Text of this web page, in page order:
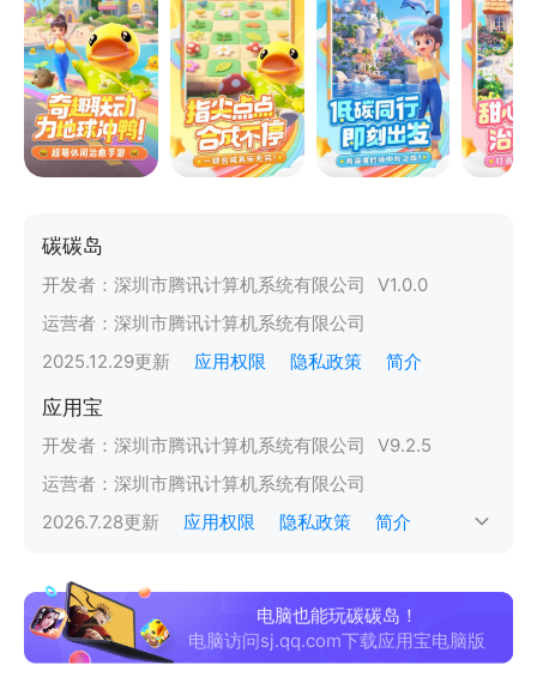
碳碳岛
开发者： 深圳市腾讯计算机系统有限公司 V1.0.0
运营者： 深圳市腾讯计算机系统有限公司
2025.12.29更新 应用权限 隐私政策 简介
应用宝
开发者： 深圳市腾讯计算机系统有限公司 V9.2.5
运营者： 深圳市腾讯计算机系统有限公司
2026.7.28更新 应用权限 隐私政策 简介
电脑也能玩碳碳岛！
电脑访问sj.qq.com下载应用宝电脑版